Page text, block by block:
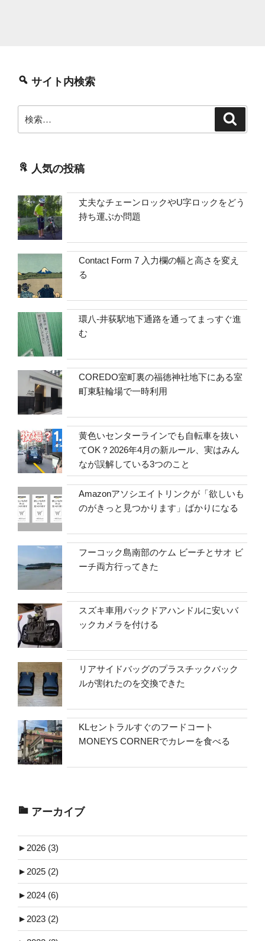
サイト内検索
索:
人気の投稿
丈夫なチェーンロックやU字ロックをどう
持ち運ぶか問題
Contact Form 7 入力欄の幅と高さを変え
る
環八-井荻駅地下通路を通ってまっすぐ進
む
COREDO室町裏の福徳神社地下にある室
町東駐輪場で一時利用
黄色いセンターラインでも自転車を抜い
てOK？2026年4月の新ルール、実はみん
なが誤解している3つのこと
Amazonアソシエイトリンクが「欲しいも
のがきっと見つかります」ばかりになる
フーコック島南部のケム ビーチとサオ ビ
ーチ両方行ってきた
スズキ車用バックドアハンドルに安いバ
ックカメラを付ける
リアサイドバッグのプラスチックバック
ルが割れたのを交換できた
KLセントラルすぐのフードコート
MONEYS CORNERでカレーを食べる
アーカイブ
► 2026 (3)
► 2025 (2)
► 2024 (6)
► 2023 (2)